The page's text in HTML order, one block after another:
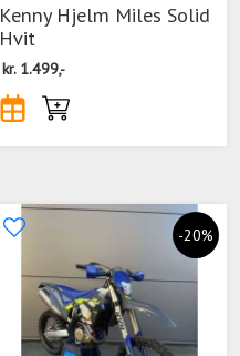
Kenny Hjelm Miles Solid
Hvit
kr. 1.499,-
-20%